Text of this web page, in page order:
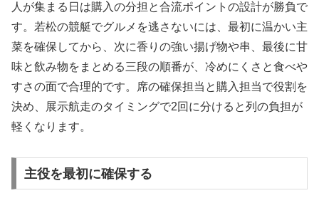
人が集まる日は購入の分担と合流ポイントの設計が勝負で
す。若松の競艇でグルメを逃さないには、最初に温かい主
菜を確保してから、次に香りの強い揚げ物や串、最後に甘
味と飲み物をまとめる三段の順番が、冷めにくさと食べや
すさの面で合理的です。席の確保担当と購入担当で役割を
決め、展示航走のタイミングで2回に分けると列の負担が
軽くなります。
主役を最初に確保する